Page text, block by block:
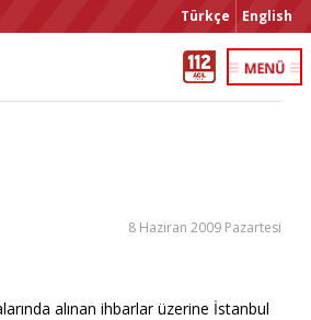
Türkçe English
8 Haziran 2009 Pazartesi
alınan ihbarlar üzerine İstanbul